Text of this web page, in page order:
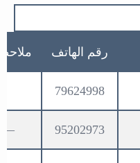
رقم الهاتف
79624998
95202973
—